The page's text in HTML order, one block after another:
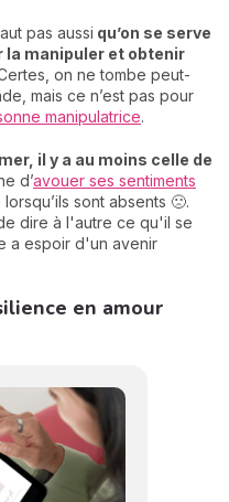
pas aussi qu’on se serve
la manipuler et obtenir
on ne tombe peut-
mais ce n’est pas pour
manipulatrice.
il y a au moins celle de
d’avouer ses sentiments
sont absents 🙁.
dire à l'autre ce qu'il se
a espoir d'un avenir
en amour